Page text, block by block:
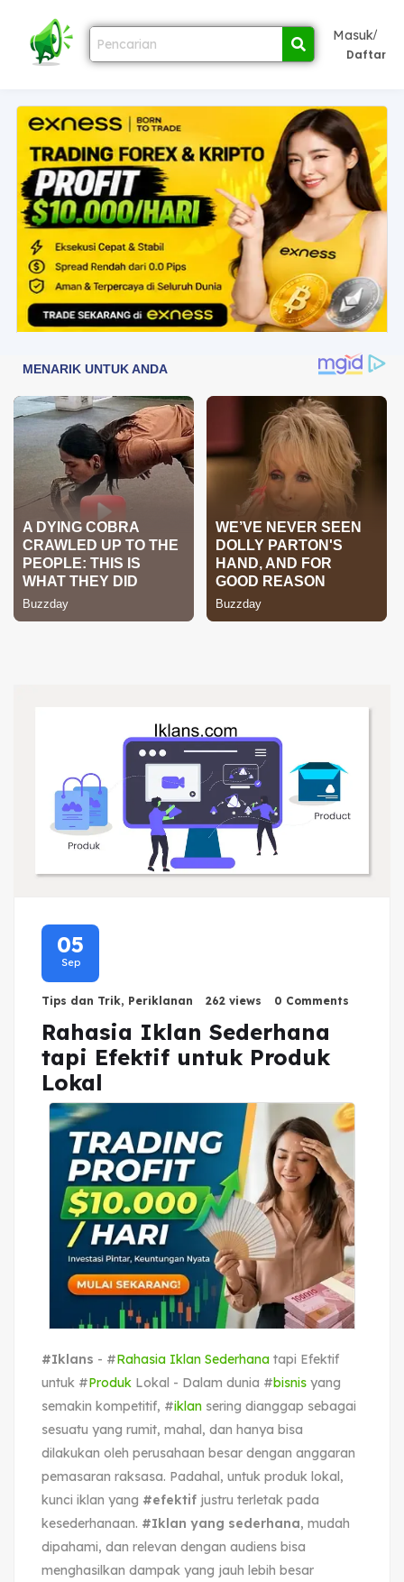
Masuk/
Daftar
05
Sep
Tips dan Trik, Periklanan 262 views 0 Comments
Rahasia Iklan Sederhana
tapi Efektif untuk Produk
Lokal
#Iklans - #Rahasia Iklan Sederhana tapi Efektif
untuk #Produk Lokal - Dalam dunia #bisnis yang
semakin kompetitif, #iklan sering dianggap sebagai
sesuatu yang rumit, mahal, dan hanya bisa
dilakukan oleh perusahaan besar dengan anggaran
pemasaran raksasa. Padahal, untuk produk lokal,
kunci iklan yang #efektif justru terletak pada
kesederhanaan. #Iklan yang sederhana, mudah
dipahami, dan relevan dengan audiens bisa
menghasilkan dampak yang jauh lebih besar